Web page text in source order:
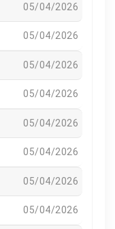
05/04/2026
05/04/2026
05/04/2026
05/04/2026
05/04/2026
05/04/2026
05/04/2026
05/04/2026